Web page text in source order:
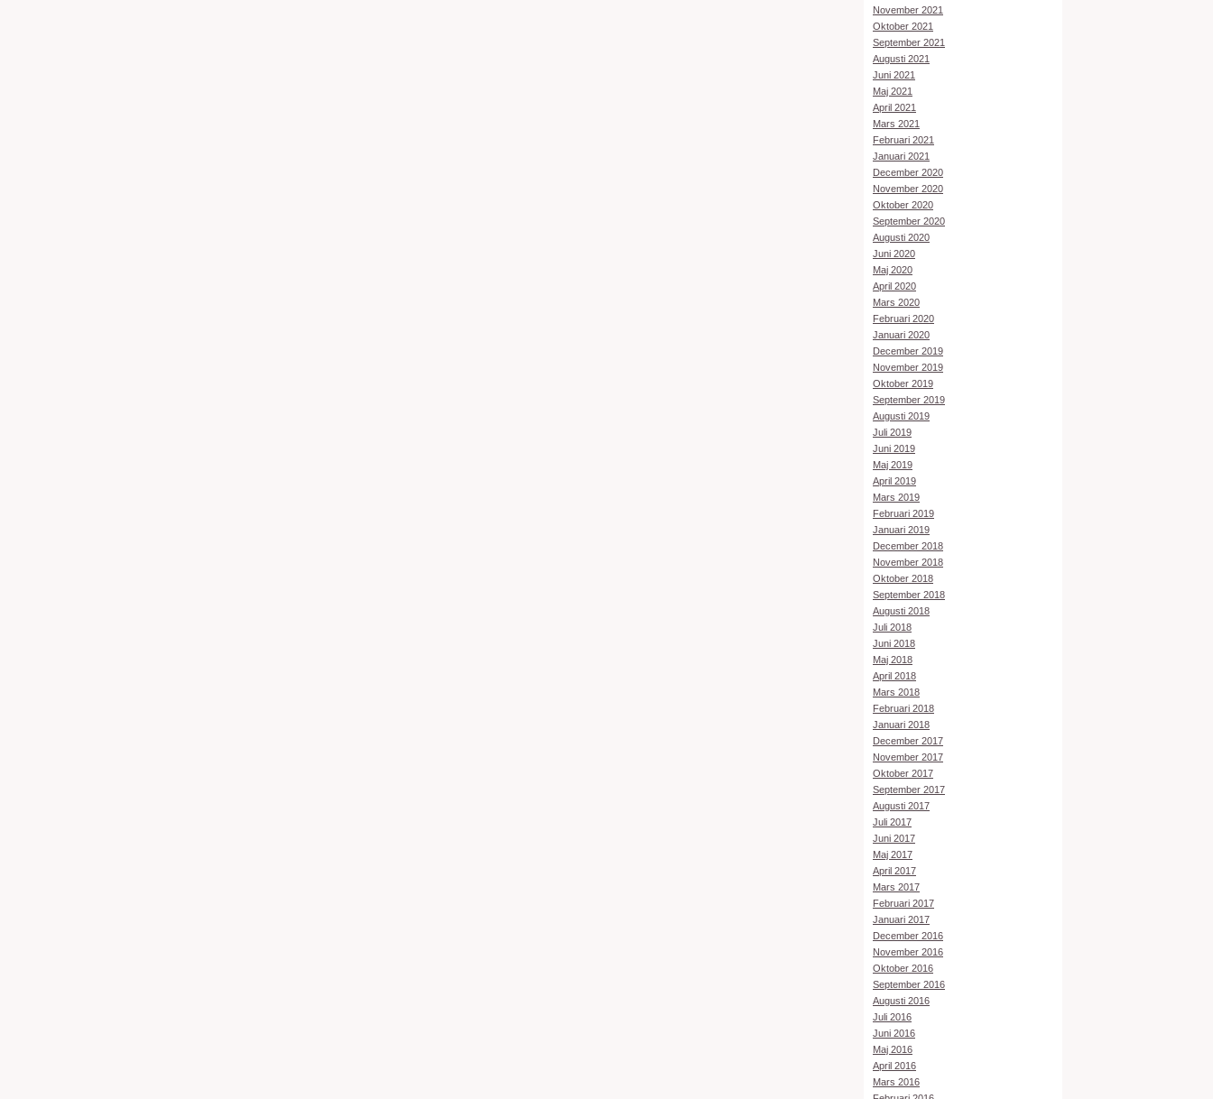
November 2021
Oktober 2021
September 2021
Augusti 2021
Juni 2021
Maj 2021
April 2021
Mars 2021
Februari 2021
Januari 2021
December 2020
November 2020
Oktober 2020
September 2020
Augusti 2020
Juni 2020
Maj 2020
April 2020
Mars 2020
Februari 2020
Januari 2020
December 2019
November 2019
Oktober 2019
September 2019
Augusti 2019
Juli 2019
Juni 2019
Maj 2019
April 2019
Mars 2019
Februari 2019
Januari 2019
December 2018
November 2018
Oktober 2018
September 2018
Augusti 2018
Juli 2018
Juni 2018
Maj 2018
April 2018
Mars 2018
Februari 2018
Januari 2018
December 2017
November 2017
Oktober 2017
September 2017
Augusti 2017
Juli 2017
Juni 2017
Maj 2017
April 2017
Mars 2017
Februari 2017
Januari 2017
December 2016
November 2016
Oktober 2016
September 2016
Augusti 2016
Juli 2016
Juni 2016
Maj 2016
April 2016
Mars 2016